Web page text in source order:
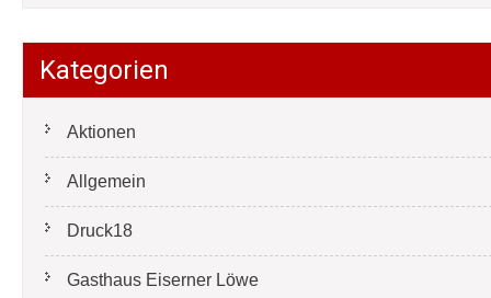
Kategorien
Aktionen
Allgemein
Druck18
Gasthaus Eiserner Löwe